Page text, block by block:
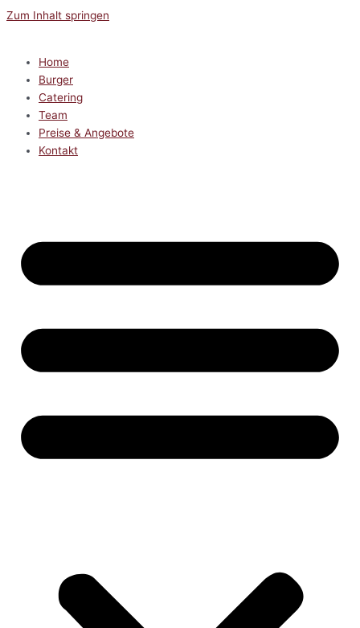
Zum Inhalt springen
Home
Burger
Catering
Team
Preise & Angebote
Kontakt